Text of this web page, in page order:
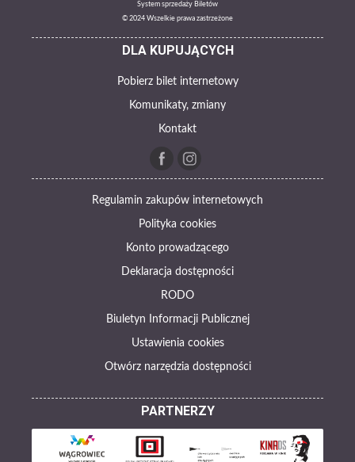
System sprzedaży Biletów
© 2024 Wszelkie prawa zastrzeżone
DLA KUPUJĄCYCH
Pobierz bilet internetowy
Komunikaty, zmiany
Kontakt
Regulamin zakupów internetowych
Polityka cookies
Konto prowadzącego
Deklaracja dostępności
RODO
Biuletyn Informacji Publicznej
Ustawienia cookies
Otwórz narzędzia dostępności
PARTNERZY